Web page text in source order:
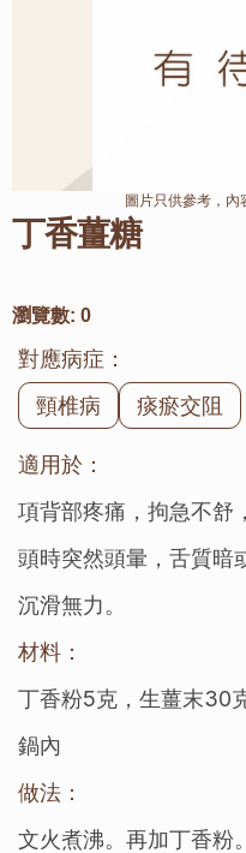
丁香薑糖
瀏覽數: 0
對應病症：
頸椎病
痰瘀交阻
適用於：
項背部疼痛，拘急不舒
頭時突然頭暈，舌質暗
沉滑無力。
材料：
丁香粉5克，生薑末30
鍋內
做法：
文火煮沸。再加丁香粉
圖片只供參考，內